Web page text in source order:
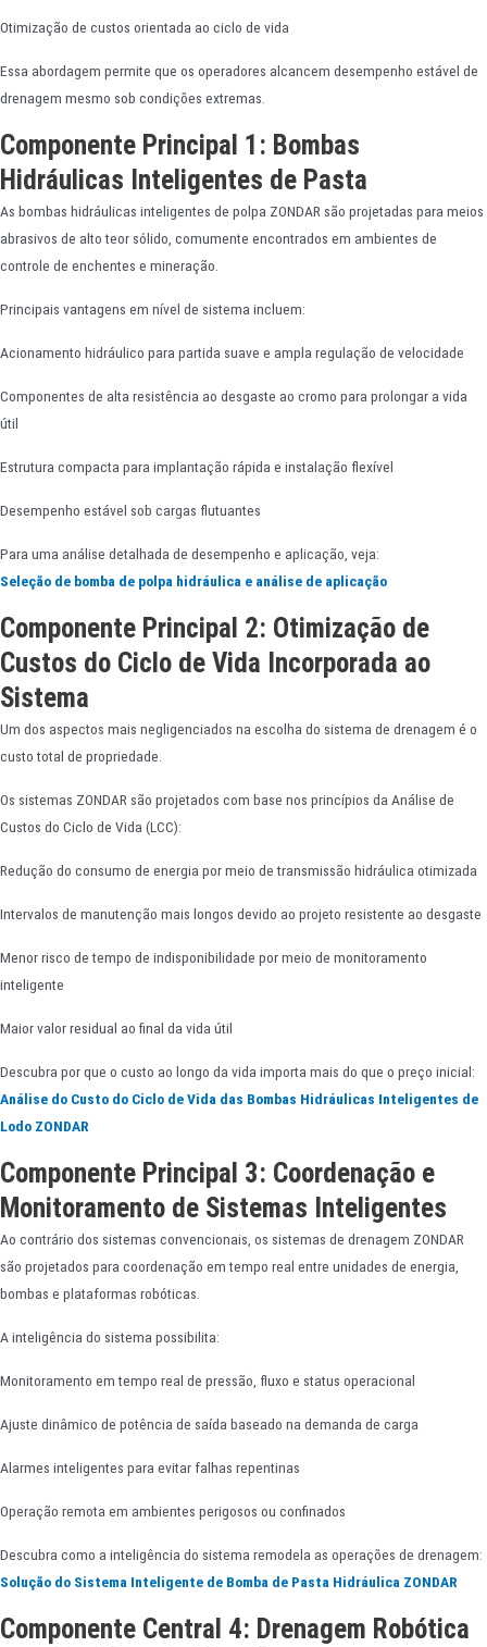
Otimização de custos orientada ao ciclo de vida
Essa abordagem permite que os operadores alcancem desempenho estável de
drenagem mesmo sob condições extremas.
Componente Principal 1: Bombas
Hidráulicas Inteligentes de Pasta
As bombas hidráulicas inteligentes de polpa ZONDAR são projetadas para meios
abrasivos de alto teor sólido, comumente encontrados em ambientes de
controle de enchentes e mineração.
Principais vantagens em nível de sistema incluem:
Acionamento hidráulico para partida suave e ampla regulação de velocidade
Componentes de alta resistência ao desgaste ao cromo para prolongar a vida
útil
Estrutura compacta para implantação rápida e instalação flexível
Desempenho estável sob cargas flutuantes
Para uma análise detalhada de desempenho e aplicação, veja:
Seleção de bomba de polpa hidráulica e análise de aplicação
Componente Principal 2: Otimização de
Custos do Ciclo de Vida Incorporada ao
Sistema
Um dos aspectos mais negligenciados na escolha do sistema de drenagem é o
custo total de propriedade.
Os sistemas ZONDAR são projetados com base nos princípios da Análise de
Custos do Ciclo de Vida (LCC):
Redução do consumo de energia por meio de transmissão hidráulica otimizada
Intervalos de manutenção mais longos devido ao projeto resistente ao desgaste
Menor risco de tempo de indisponibilidade por meio de monitoramento
inteligente
Maior valor residual ao final da vida útil
Descubra por que o custo ao longo da vida importa mais do que o preço inicial:
Análise do Custo do Ciclo de Vida das Bombas Hidráulicas Inteligentes de
Lodo ZONDAR
Componente Principal 3: Coordenação e
Monitoramento de Sistemas Inteligentes
Ao contrário dos sistemas convencionais, os sistemas de drenagem ZONDAR
são projetados para coordenação em tempo real entre unidades de energia,
bombas e plataformas robóticas.
A inteligência do sistema possibilita:
Monitoramento em tempo real de pressão, fluxo e status operacional
Ajuste dinâmico de potência de saída baseado na demanda de carga
Alarmes inteligentes para evitar falhas repentinas
Operação remota em ambientes perigosos ou confinados
Descubra como a inteligência do sistema remodela as operações de drenagem:
Solução do Sistema Inteligente de Bomba de Pasta Hidráulica ZONDAR
Componente Central 4: Drenagem Robótica